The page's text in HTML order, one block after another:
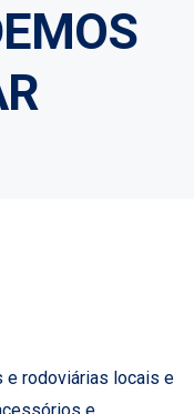
e rodoviárias locais e